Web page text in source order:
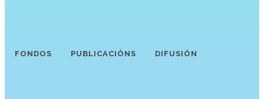
FONDOS PUBLICACIÓNS DIFUSIÓN